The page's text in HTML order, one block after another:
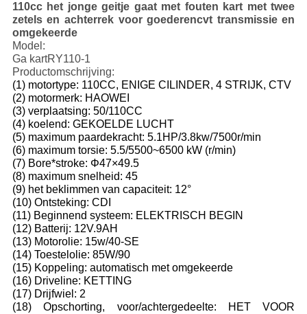
110cc het jonge geitje gaat met fouten kart met twee
zetels en achterrek voor goederencvt transmissie en
omgekeerde
Model:
Ga kartRY110-1
Productomschrijving:
(1) motortype: 110CC, ENIGE CILINDER, 4 STRIJK, CTV
(2) motormerk: HAOWEI
(3) verplaatsing: 50/110CC
(4) koelend: GEKOELDE LUCHT
(5) maximum paardekracht: 5.1HP/3.8kw/7500r/min
(6) maximum torsie: 5.5/5500~6500 kW (r/min)
(7) Bore*stroke: Φ47×49.5
(8) maximum snelheid: 45
(9) het beklimmen van capaciteit: 12°
(10) Ontsteking: CDI
(11) Beginnend systeem: ELEKTRISCH BEGIN
(12) Batterij: 12V.9AH
(13) Motorolie: 15w/40-SE
(14) Toestelolie: 85W/90
(15) Koppeling: automatisch met omgekeerde
(16) Driveline: KETTING
(17) Drijfwiel: 2
(18) Opschorting, voor/achtergedeelte: HET VOOR